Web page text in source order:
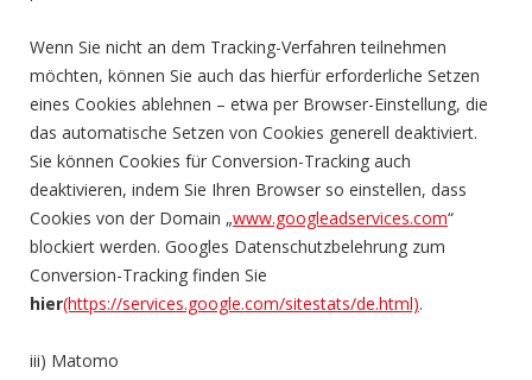
Wenn Sie nicht an dem Tracking-Verfahren teilnehmen
möchten, können Sie auch das hierfür erforderliche Setzen
eines Cookies ablehnen – etwa per Browser-Einstellung, die
das automatische Setzen von Cookies generell deaktiviert.
Sie können Cookies für Conversion-Tracking auch
deaktivieren, indem Sie Ihren Browser so einstellen, dass
Cookies von der Domain „www.googleadservices.com“
blockiert werden. Googles Datenschutzbelehrung zum
Conversion-Tracking finden Sie
hier(https://services.google.com/sitestats/de.html).
iii) Matomo